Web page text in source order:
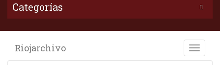
Categorías
Toggle
Riojarchivo